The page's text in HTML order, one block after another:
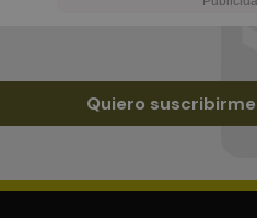
Quiero suscribirme